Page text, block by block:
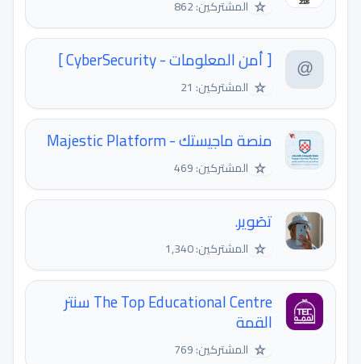
☆ المشتركين: 862
[ أمن المعلومات - CyberSecurity ]
☆ المشتركين: 21
منصة ماجيستك - Majestic Platform
☆ المشتركين: 469
تصَوير.
☆ المشتركين: 1,340
The Top Educational Centre سنتر
القمة
☆ المشتركين: 769